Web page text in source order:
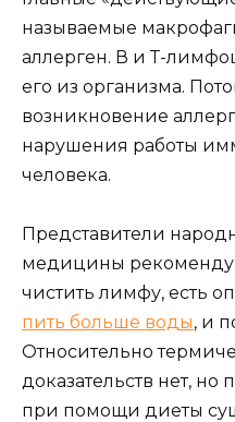
называемые
аллерген. В и Т-
его из организма.
возникновение
нарушения работы
человека.
Представители
медицины
чистить лимфу, есть
пить больше воды, и
Относительно
доказательств нет,
при помощи диеты